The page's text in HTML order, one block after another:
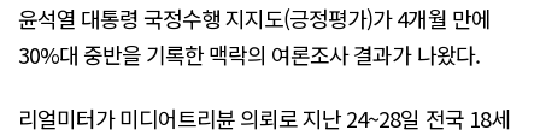
윤석열 대통령 국정수행 지지도(긍정평가)가 4개월 만에
30%대 중반을 기록한 맥락의 여론조사 결과가 나왔다.
리얼미터가 미디어트리뷴 의뢰로 지난 24~28일 전국 18세